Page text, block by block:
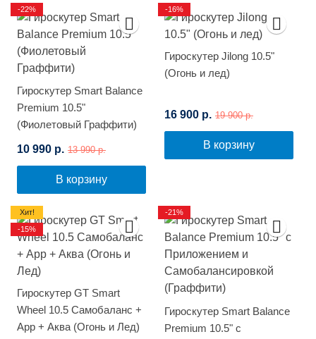
Гироскутер Smart Balance
Premium 10.5"
(Фиолетовый Граффити)
10 990 р. 13 990 р.
В корзину
-22%
Гироскутер Jilong 10.5"
(Огонь и лед)
16 900 р. 19 900 р.
В корзину
-16%
Гироскутер GT Smart
Wheel 10.5 Самобаланс +
App + Аква (Огонь и Лед)
Хит!
-15%
Гироскутер Smart Balance
Premium 10.5" с
-21%